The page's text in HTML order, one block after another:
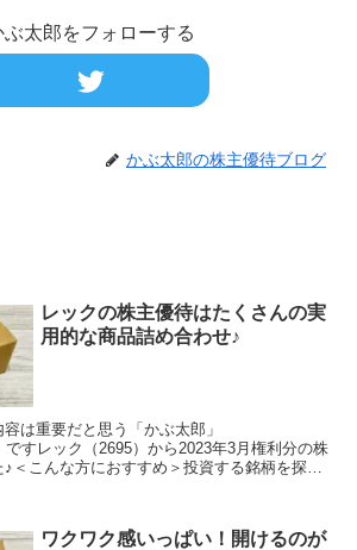
ぶ太郎をフォローする
かぶ太郎の株主優待ブログ
レックの株主優待はたくさんの実
用的な商品詰め合わせ♪
は重要だと思う「かぶ太郎」
ですレック（2695）から2023年3月権利分の株
＜こんな方におすすめ＞投資する銘柄を探し
ワクワク感いっぱい！開けるのが